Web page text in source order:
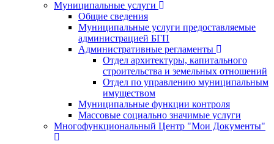
Муниципальные услуги
Общие сведения
Муниципальные услуги предоставляемые
администрацией БГП
Административные регламенты
Отдел архитектуры, капитального
строительства и земельных отношений
Отдел по управлению муниципальным
имуществом
Муниципальные функции контроля
Массовые социально значимые услуги
Многофункциональный Центр "Мои Документы"